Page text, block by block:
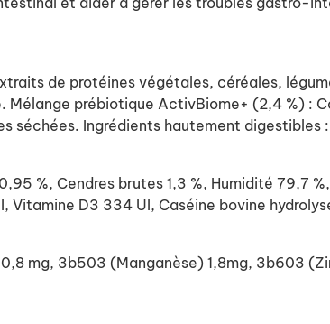
de protéines végétales, céréales,
prébiotique ActivBiome+ (2,4 %) :
séchées. Ingrédients hautement digestibles
%, Cendres brutes 1,3 %, Humidité 79,7
Vitamine D3 334 UI, Caséine bovine
mg, 3b503 (Manganèse) 1,8mg, 3b603